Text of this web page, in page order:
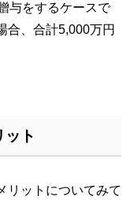
与をするケースで
合、合計5,000万円
ット
リットについてみて